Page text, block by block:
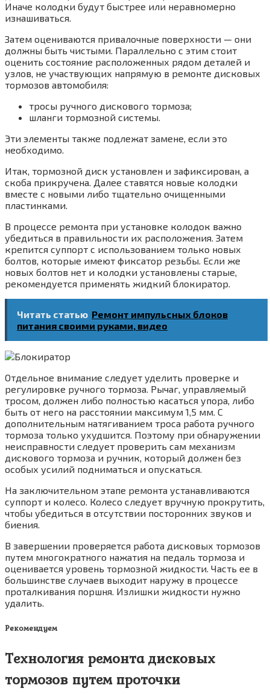
Иначе колодки будут быстрее или неравномерно
изнашиваться.
Затем оцениваются привалочные поверхности — они
должны быть чистыми. Параллельно с этим стоит
оценить состояние расположенных рядом деталей и
узлов, не участвующих напрямую в ремонте дисковых
тормозов автомобиля:
тросы ручного дискового тормоза;
шланги тормозной системы.
Эти элементы также подлежат замене, если это
необходимо.
Итак, тормозной диск установлен и зафиксирован, а
скоба прикручена. Далее ставятся новые колодки
вместе с новыми либо тщательно очищенными
пластинками.
В процессе ремонта при установке колодок важно
убедиться в правильности их расположения. Затем
крепится суппорт с использованием только новых
болтов, которые имеют фиксатор резьбы. Если же
новых болтов нет и колодки установлены старые,
рекомендуется применять жидкий блокиратор.
Читать статью Ремонт импульсных блоков
питания своими руками, видео
Отдельное внимание следует уделить проверке и
регулировке ручного тормоза. Рычаг, управляемый
тросом, должен либо полностью касаться упора, либо
быть от него на расстоянии максимум 1,5 мм. С
дополнительным натягиванием троса работа ручного
тормоза только ухудшится. Поэтому при обнаружении
неисправности следует проверить сам механизм
дискового тормоза и ручник, который должен без
особых усилий подниматься и опускаться.
На заключительном этапе ремонта устанавливаются
суппорт и колесо. Колесо следует вручную прокрутить,
чтобы убедиться в отсутствии посторонних звуков и
биения.
В завершении проверяется работа дисковых тормозов
путем многократного нажатия на педаль тормоза и
оценивается уровень тормозной жидкости. Часть ее в
большинстве случаев выходит наружу в процессе
проталкивания поршня. Излишки жидкости нужно
удалить.
Рекомендуем
Технология ремонта дисковых
тормозов путем проточки